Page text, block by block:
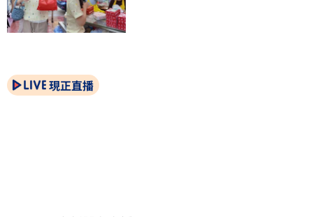
現正直播